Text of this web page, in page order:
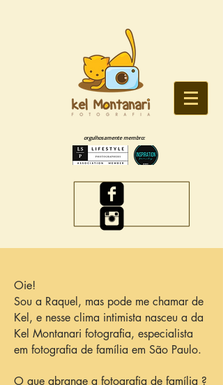
orgulhosamente membro:
Oie!
Sou a Raquel, mas pode me chamar de
Kel, e nesse clima intimista nasceu a da
Kel Montanari fotografia, especialista
em fotografia de família em São Paulo.
O que abrange a fotografia de família ?